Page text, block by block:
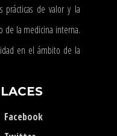
prácticas de valor y la
de la medicina interna.
en el ámbito de la
Facebook